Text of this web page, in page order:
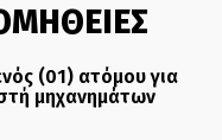
(01) ατόμου για
μηχανημάτων